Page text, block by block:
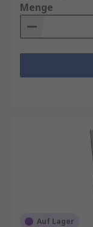
Menge
Auf Lager